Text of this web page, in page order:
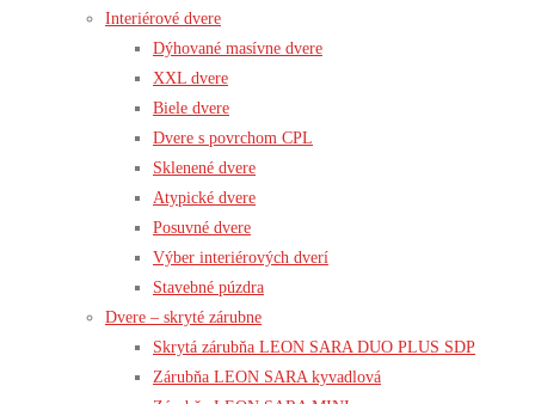
Interiérové dvere
Dýhované masívne dvere
XXL dvere
Biele dvere
Dvere s povrchom CPL
Sklenené dvere
Atypické dvere
Posuvné dvere
Výber interiérových dverí
Stavebné púzdra
Dvere – skryté zárubne
Skrytá zárubňa LEON SARA DUO PLUS SDP
Zárubňa LEON SARA kyvadlová